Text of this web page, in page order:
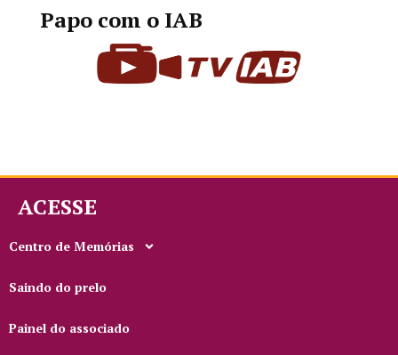
Papo com o IAB
ACESSE
Centro de Memórias
Saindo do prelo
Painel do associado